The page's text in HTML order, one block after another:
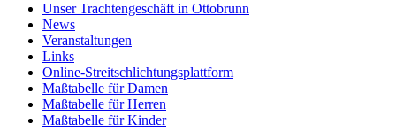
Unser Trachtengeschäft in Ottobrunn
News
Veranstaltungen
Links
Online-Streitschlichtungsplattform
Maßtabelle für Damen
Maßtabelle für Herren
Maßtabelle für Kinder